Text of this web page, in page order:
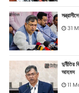
31
দুর্নীতির
আহমদ
11